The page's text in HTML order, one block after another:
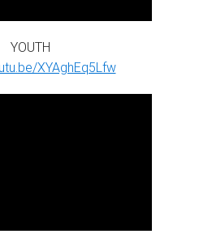
YOUTH
XYAghEq5Lfw